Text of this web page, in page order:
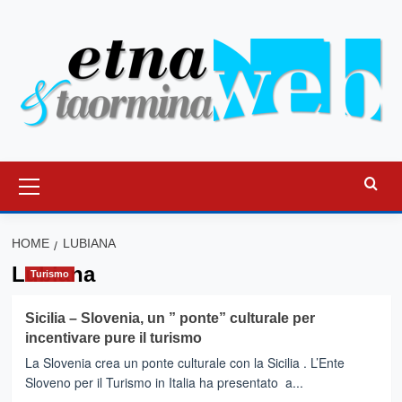
principale
HOME LUBIANA
Lubiana
Turismo
Sicilia – Slovenia, un ” ponte” culturale per
incentivare pure il turismo
La Slovenia crea un ponte culturale con la Sicilia . L’Ente
Sloveno per il Turismo in Italia ha presentato a...